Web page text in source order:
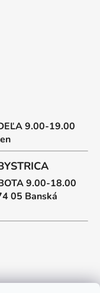
9.00-19.00
9.00-18.00
05 Banská